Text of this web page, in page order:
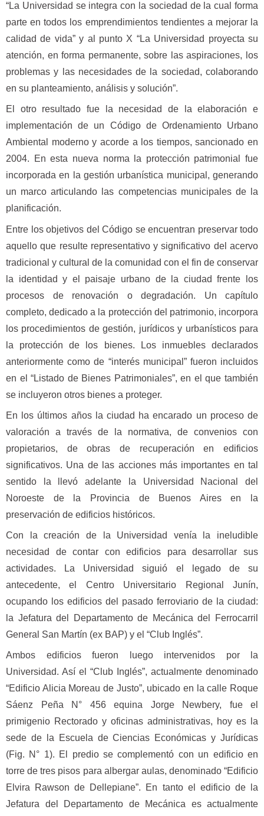
“La Universidad se integra con la sociedad de la cual forma
parte en todos los emprendimientos tendientes a mejorar la
calidad de vida” y al punto X “La Universidad proyecta su
atención, en forma permanente, sobre las aspiraciones, los
problemas y las necesidades de la sociedad, colaborando
en su planteamiento, análisis y solución”.
El otro resultado fue la necesidad de la elaboración e
implementación de un Código de Ordenamiento Urbano
Ambiental moderno y acorde a los tiempos, sancionado en
2004. En esta nueva norma la protección patrimonial fue
incorporada en la gestión urbanística municipal, generando
un marco articulando las competencias municipales de la
planificación.
Entre los objetivos del Código se encuentran preservar todo
aquello que resulte representativo y significativo del acervo
tradicional y cultural de la comunidad con el fin de conservar
la identidad y el paisaje urbano de la ciudad frente los
procesos de renovación o degradación. Un capítulo
completo, dedicado a la protección del patrimonio, incorpora
los procedimientos de gestión, jurídicos y urbanísticos para
la protección de los bienes. Los inmuebles declarados
anteriormente como de “interés municipal” fueron incluidos
en el “Listado de Bienes Patrimoniales”, en el que también
se incluyeron otros bienes a proteger.
En los últimos años la ciudad ha encarado un proceso de
valoración a través de la normativa, de convenios con
propietarios, de obras de recuperación en edificios
significativos. Una de las acciones más importantes en tal
sentido la llevó adelante la Universidad Nacional del
Noroeste de la Provincia de Buenos Aires en la
preservación de edificios históricos.
Con la creación de la Universidad venía la ineludible
necesidad de contar con edificios para desarrollar sus
actividades. La Universidad siguió el legado de su
antecedente, el Centro Universitario Regional Junín,
ocupando los edificios del pasado ferroviario de la ciudad:
la Jefatura del Departamento de Mecánica del Ferrocarril
General San Martín (ex BAP) y el “Club Inglés”.
Ambos edificios fueron luego intervenidos por la
Universidad. Así el “Club Inglés”, actualmente denominado
“Edificio Alicia Moreau de Justo”, ubicado en la calle Roque
Sáenz Peña N° 456 equina Jorge Newbery, fue el
primigenio Rectorado y oficinas administrativas, hoy es la
sede de la Escuela de Ciencias Económicas y Jurídicas
(Fig. N° 1). El predio se complementó con un edificio en
torre de tres pisos para albergar aulas, denominado “Edificio
Elvira Rawson de Dellepiane”. En tanto el edificio de la
Jefatura del Departamento de Mecánica es actualmente